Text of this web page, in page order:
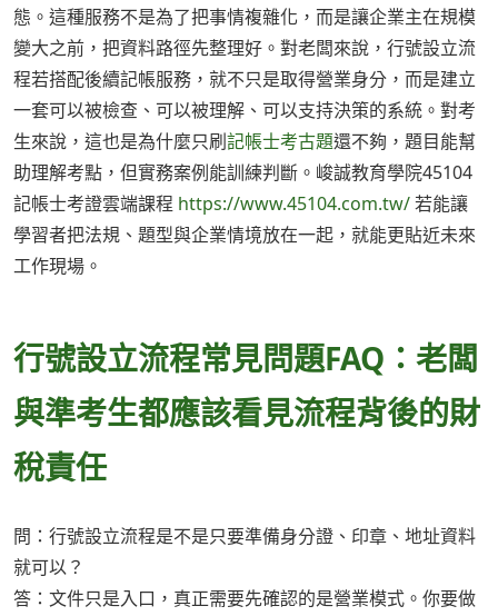
態。這種服務不是為了把事情複雜化，而是讓企業主在規模
變大之前，把資料路徑先整理好。對老闆來說，行號設立流
程若搭配後續記帳服務，就不只是取得營業身分，而是建立
一套可以被檢查、可以被理解、可以支持決策的系統。對考
生來說，這也是為什麼只刷記帳士考古題還不夠，題目能幫
助理解考點，但實務案例能訓練判斷。峻誠教育學院45104
記帳士考證雲端課程 https://www.45104.com.tw/若能讓
學習者把法規、題型與企業情境放在一起，就能更貼近未來
工作現場。
行號設立流程常見問題FAQ：老闆
與準考生都應該看見流程背後的財
稅責任
問：行號設立流程是不是只要準備身分證、印章、地址資料
就可以？
答：文件只是入口，真正需要先確認的是營業模式。你要做